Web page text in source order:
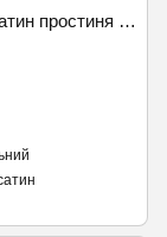
Постільна білизна двоспальна, страйп-сатин простиня на резинці